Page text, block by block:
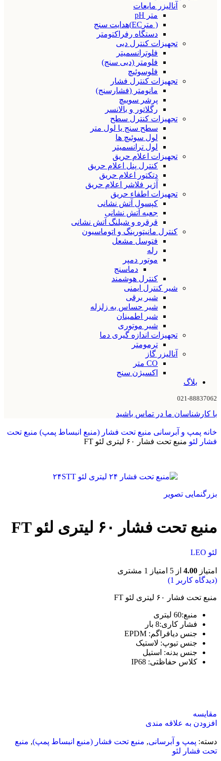
آنالیزر مایعات
متر pH
( مترEC)هدایت سنج
دستگاه رفراکتومتر
تجهیزات کنترل دبی
فلوترانسمیتر
فلومتر (دبی سنج)
فلوسوئیچ
تجهیزات کنترل فشار
مانومتر (فشارسنج)
پرشر سوییچ
رگلاتور و بالانسر
تجهیزات کنترل سطح
سطح سنج یا لول متر
لول سوئیچ ها
لول ترانسمیتر
تجهیزات اعلام حریق
کنترل پنل اعلام حریق
دتکتور اعلام حریق
آژیر فلاشر اعلام حریق
تجهیزات اطفاء حریق
کپسول آتش نشانی
جعبه آتش نشانی
قرقره و شیلنگ آتش نشانی
کنترل مانیتورینگ و اتوماسیون
فتوسل مشعل
رله
موتور دمپر
دماسنج
کنترل هوشمند
شیر کنترل ایمنی
شیر برقی
شیر حساس به زلزله
شیر اطمینان
شیر موتوری
تجهیزات اندازه گیری دما
ترمومتر
آنالیزر گاز
CO متر
اکسیژن سنج
بلاگ
021-88837062
با کارشناسان ما در تماس باشید
خانه پمپ و آبرسانی منبع تحت فشار (منبع انبساط پمپ) منبع تحت
فشار لئو منبع تحت فشار ۶۰ لیتری لئو FT
بزرگنمایی تصویر
منبع تحت فشار ۶۰ لیتری لئو FT
لئو LEO
امتیاز 4.00 از 5 امتیاز 1 مشتری
(دیدگاه کاربر
1
)
منبع تحت فشار ۶۰ لیتری لئو FT
منبع:60 لیتری
فشار کاری:8
بار
جنس دیافراگم:
EPDM
جنس تیوپ: لاستیک
جنس بدنه: استیل
کلاس حفاظتی:
IP68
مقایسه
افزودن به علاقه مندی
دسته: پمپ و آبرسانی, منبع تحت فشار (منبع انبساط پمپ), منبع
تحت فشار لئو